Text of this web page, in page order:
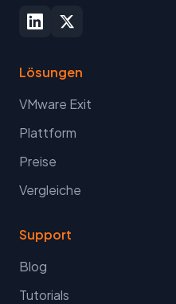
Lösungen
VMware Exit
Plattform
Preise
Vergleiche
Support
Blog
Tutorials